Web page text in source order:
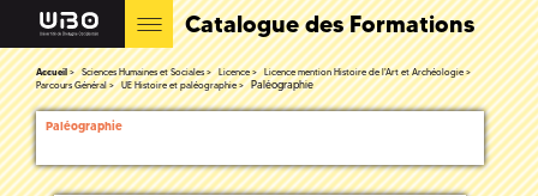
Catalogue des Formations
Accueil Sciences Humaines et Sociales Licence
Licence mention Histoire de l'Art et Archéologie
Parcours Général
UE Histoire et paléographie Paléographie
Paléographie